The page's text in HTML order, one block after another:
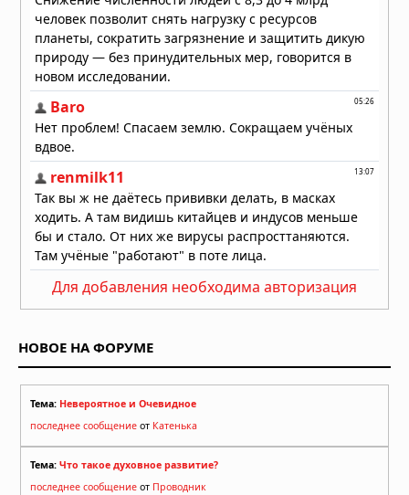
05.08.2026 в 07:11
15 человек умерли после вскрытия
гробницы польского короля
Казимира IV в 1973 году
05.08.2026 в 07:09
загадочные каменные города
которую колониальная археология
04.08.2026 в 11:37
Для добавления необходима авторизация
НОВОЕ НА ФОРУМЕ
Тема: Невероятное и Очевидное
последнее сообщение от Катенька
Тема: Что такое духовное развитие?
последнее сообщение от Проводник